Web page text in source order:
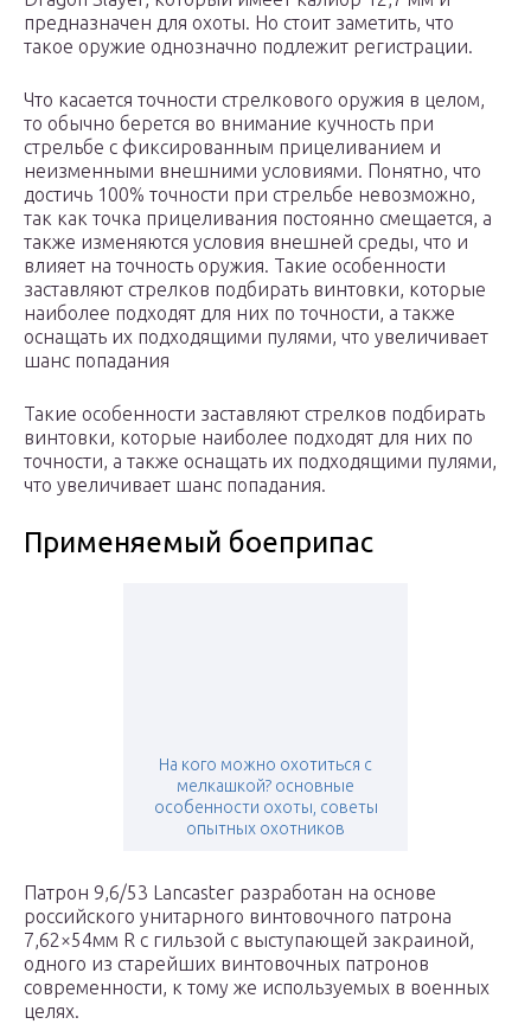
предназначен для охоты. Но стоит заметить, что
такое оружие однозначно подлежит регистрации.
Что касается точности стрелкового оружия в целом,
то обычно берется во внимание кучность при
стрельбе с фиксированным прицеливанием и
неизменными внешними условиями. Понятно, что
достичь 100% точности при стрельбе невозможно,
так как точка прицеливания постоянно смещается, а
также изменяются условия внешней среды, что и
влияет на точность оружия. Такие особенности
заставляют стрелков подбирать винтовки, которые
наиболее подходят для них по точности, а также
оснащать их подходящими пулями, что увеличивает
шанс попадания
Такие особенности заставляют стрелков подбирать
винтовки, которые наиболее подходят для них по
точности, а также оснащать их подходящими пулями,
что увеличивает шанс попадания.
Применяемый боеприпас
На кого можно охотиться с
мелкашкой? основные
особенности охоты, советы
опытных охотников
Патрон 9,6/53 Lancaster разработан на основе
российского унитарного винтовочного патрона
7,62×54мм R с гильзой с выступающей закраиной,
одного из старейших винтовочных патронов
современности, к тому же используемых в военных
целях.